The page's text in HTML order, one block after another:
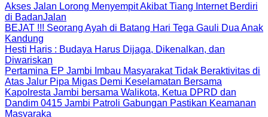
Akses Jalan Lorong Menyempit Akibat Tiang Internet Berdiri
di BadanJalan
BEJAT !!! Seorang Ayah di Batang Hari Tega Gauli Dua Anak
Kandung
Hesti Haris : Budaya Harus Dijaga, Dikenalkan, dan
Diwariskan
Pertamina EP Jambi Imbau Masyarakat Tidak Beraktivitas di
Atas Jalur Pipa Migas Demi Keselamatan Bersama
Kapolresta Jambi bersama Walikota, Ketua DPRD dan
Dandim 0415 Jambi Patroli Gabungan Pastikan Keamanan
Masyaraka